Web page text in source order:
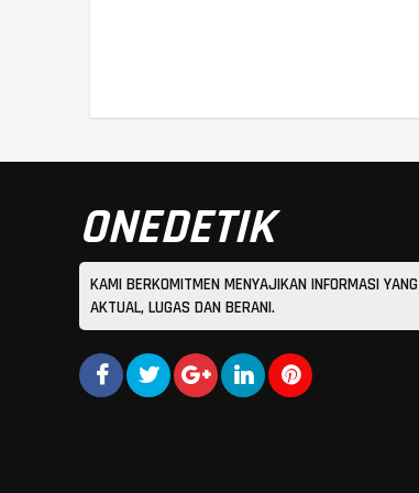
ONEDETIK
KAMI BERKOMITMEN MENYAJIKAN INFORMASI YANG
AKTUAL, LUGAS DAN BERANI.